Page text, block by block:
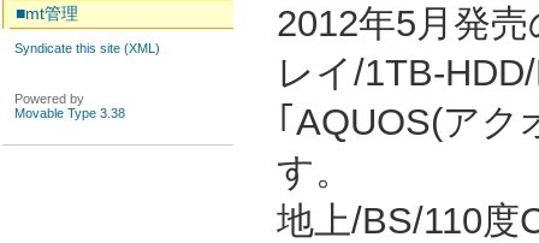
2012年5月発
レイ/1TB-
｢AQUOS(アク
す。
地上/BS/110度
■mt管理
Syndicate this site (XML)
Powered by
Movable Type 3.38